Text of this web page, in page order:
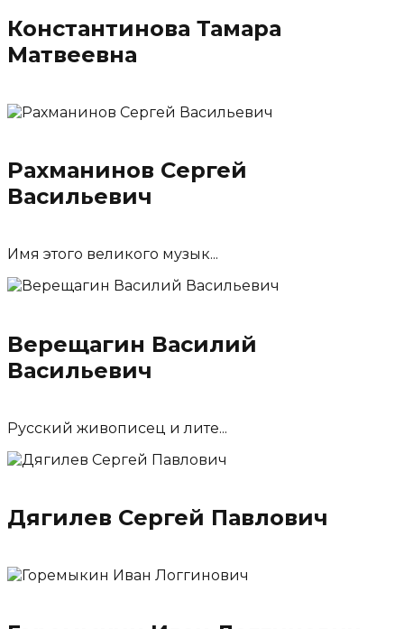
Константинова Тамара
Матвеевна
Рахманинов Сергей
Васильевич
Имя этого великого музык...
Верещагин Василий
Васильевич
Русский живописец и лите...
Дягилев Сергей Павлович